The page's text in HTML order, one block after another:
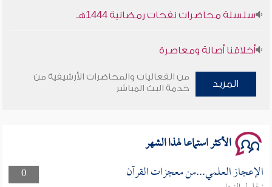
سلسلة محاضرات نفحات رمضانية 1444هـ
أخلاقنا أصالة ومعاصرة
وأمنهم من خوف 9
المزيد
من الفعاليات والمحاضرات الأرشيفية من
خدمة البث المباشر
الأكثر استماعا لهذا الشهر
0 الإعجاز العلمي...من معجزات القرآن